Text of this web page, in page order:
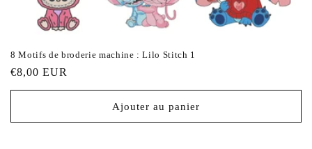
8 Motifs de broderie machine : Lilo Stitch 1
Prix
habituel
€8,00 EUR
Ajouter au panier